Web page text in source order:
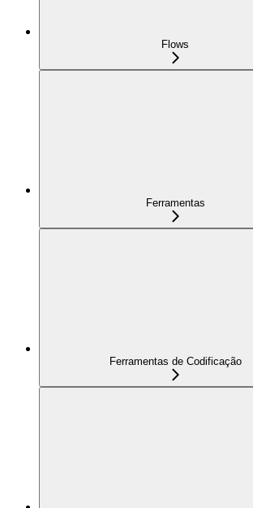
Flows
Ferramentas
Ferramentas de Codificação